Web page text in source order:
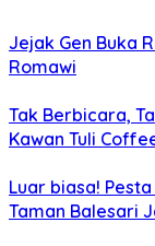
Jejak Gen Buka
Romawi
Tak Berbicara,
Kawan Tuli
Luar biasa!
Taman Balesari